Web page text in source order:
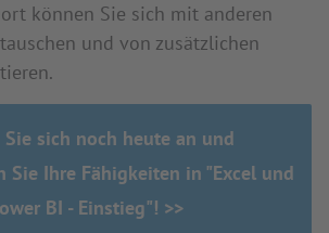
können Sie sich mit anderen
und von zusätzlichen
Sie sich noch heute an und
Sie Ihre Fähigkeiten in "Excel und
BI - Einstieg"! >>